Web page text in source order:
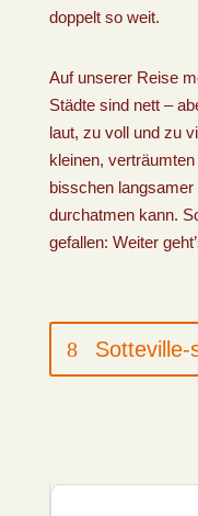
doppelt so weit.
Auf unserer Reise
Städte sind nett –
laut, zu voll und zu
kleinen,
bisschen
durchatmen kann.
gefallen: Weiter
Sotteville-